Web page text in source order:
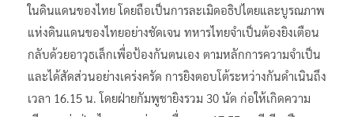
ในดินแดนของไทย โดยถือเป็นการละเมิดอธิปไตยและบูรณภาพ
แห่งดินแดนของไทยอย่างชัดเจน ทหารไทยจำเป็นต้องยิงเตือน
กลับด้วยอาวุธเล็กเพื่อป้องกันตนเอง ตามหลักการความจำเป็น
และได้สัดส่วนอย่างเคร่งครัด การยิงตอบโต้ระหว่างกันดำเนินถึง
เวลา 16.15 น. โดยฝ่ายกัมพูชายิงรวม 30 นัด ก่อให้เกิดความ